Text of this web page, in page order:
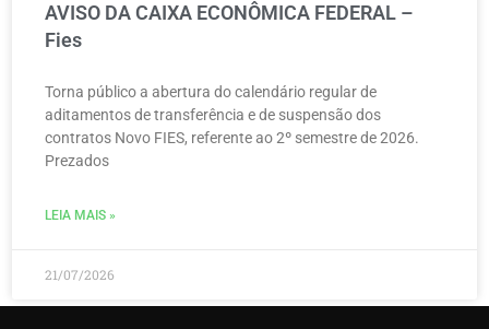
AVISO DA CAIXA ECONÔMICA FEDERAL –
Fies
Torna público a abertura do calendário regular de
aditamentos de transferência e de suspensão dos
contratos Novo FIES, referente ao 2º semestre de 2026.
Prezados
LEIA MAIS »
21/07/2026